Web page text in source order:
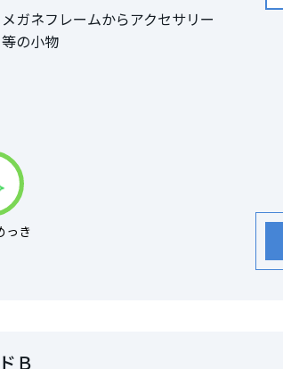
メガネフレームからアクセサリー
等の小物
っき
Ｂ